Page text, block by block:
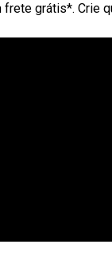
frete grátis*. Crie